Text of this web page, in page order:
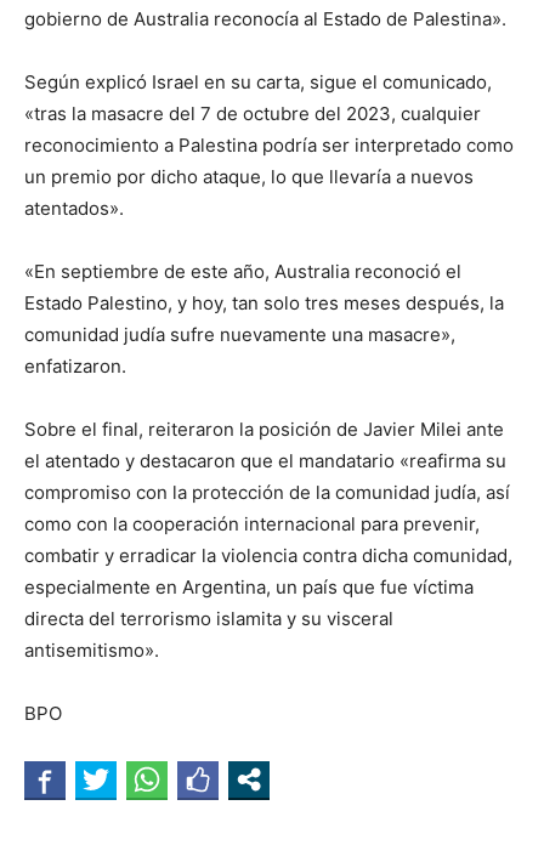
gobierno de Australia reconocía al Estado de Palestina».
Según explicó Israel en su carta, sigue el comunicado,
«tras la masacre del 7 de octubre del 2023, cualquier
reconocimiento a Palestina podría ser interpretado como
un premio por dicho ataque, lo que llevaría a nuevos
atentados».
«En septiembre de este año, Australia reconoció el
Estado Palestino, y hoy, tan solo tres meses después, la
comunidad judía sufre nuevamente una masacre»,
enfatizaron.
Sobre el final, reiteraron la posición de Javier Milei ante
el atentado y destacaron que el mandatario «reafirma su
compromiso con la protección de la comunidad judía, así
como con la cooperación internacional para prevenir,
combatir y erradicar la violencia contra dicha comunidad,
especialmente en Argentina, un país que fue víctima
directa del terrorismo islamita y su visceral
antisemitismo».
BPO